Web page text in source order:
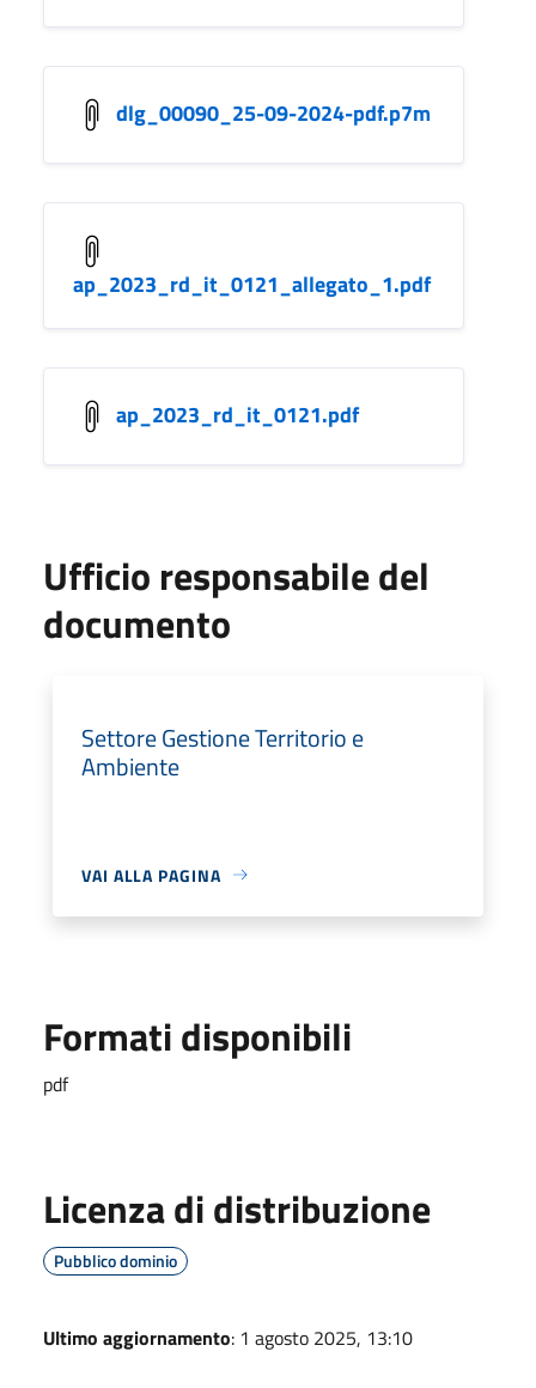
dlg_00090_25-09-2024-pdf.p7m
ap_2023_rd_it_0121_allegato_1.pdf
ap_2023_rd_it_0121.pdf
Ufficio responsabile del
documento
Settore Gestione Territorio e
Ambiente
VAI ALLA PAGINA
Formati disponibili
pdf
Licenza di distribuzione
Pubblico dominio
Ultimo aggiornamento: 1 agosto 2025, 13:10